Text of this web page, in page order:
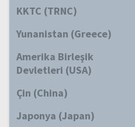
KKTC (TRNC)
Yunanistan (Greece)
Amerika Birleşik
Devletleri (USA)
Çin (China)
Japonya (Japan)